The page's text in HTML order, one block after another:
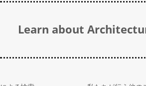
Learn about